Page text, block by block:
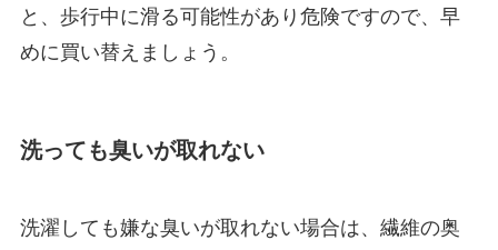
と、歩行中に滑る可能性があり危険ですので、早
めに買い替えましょう。
洗っても臭いが取れない
洗濯しても嫌な臭いが取れない場合は、繊維の奥